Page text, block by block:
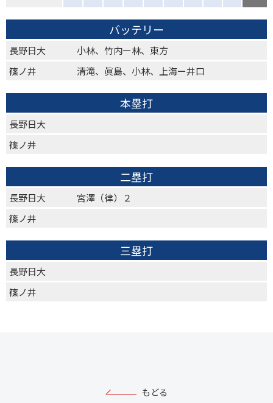
バッテリー
長野日大
小林、竹内ー林、東方
篠ノ井
清滝、眞島、小林、上海ー井口
本塁打
長野日大
篠ノ井
二塁打
長野日大
宮澤（律）２
篠ノ井
三塁打
長野日大
篠ノ井
もどる